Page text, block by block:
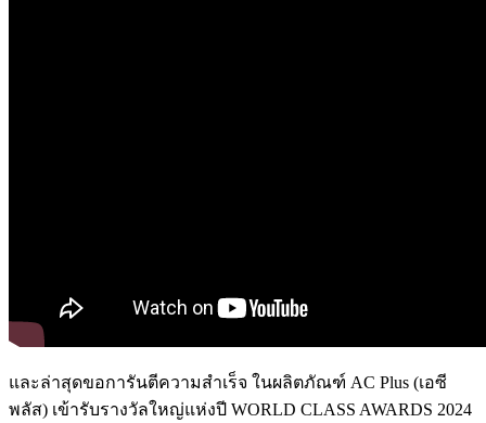
และล่าสุดขอการันตีความสำเร็จ ในผลิตภัณฑ์ AC Plus (เอซี
พลัส) เข้ารับรางวัลใหญ่แห่งปี WORLD CLASS AWARDS 2024